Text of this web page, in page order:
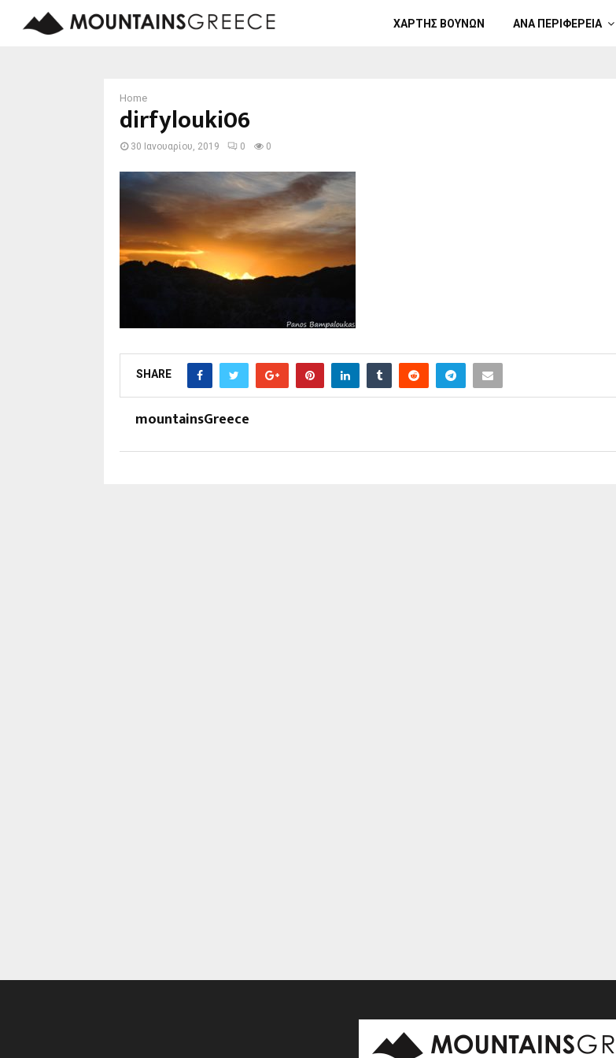
ΧΑΡΤΗΣ ΒΟΥΝΩΝ ΑΝΑ ΠΕΡΙΦΕΡΕΙΑ
Home
dirfylouki06
30 Ιανουαρίου, 2019 0 0
SHARE
mountainsGreece